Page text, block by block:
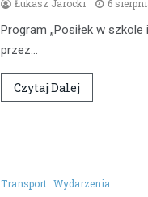
Łukasz Jarocki 6
Program „Posiłek w
przez…
Czytaj Dalej
Transport Wydarzenia